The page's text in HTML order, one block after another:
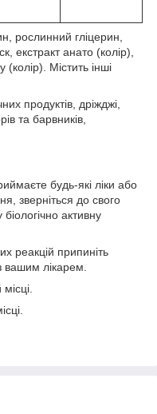
рослинний гліцерин,
екстракт анато (колір),
Містить інші
продуктів, дріжджі,
та барвників,
будь-які ліки або
зверніться до свого
активну
реакцій припиніть
вашим лікарем.